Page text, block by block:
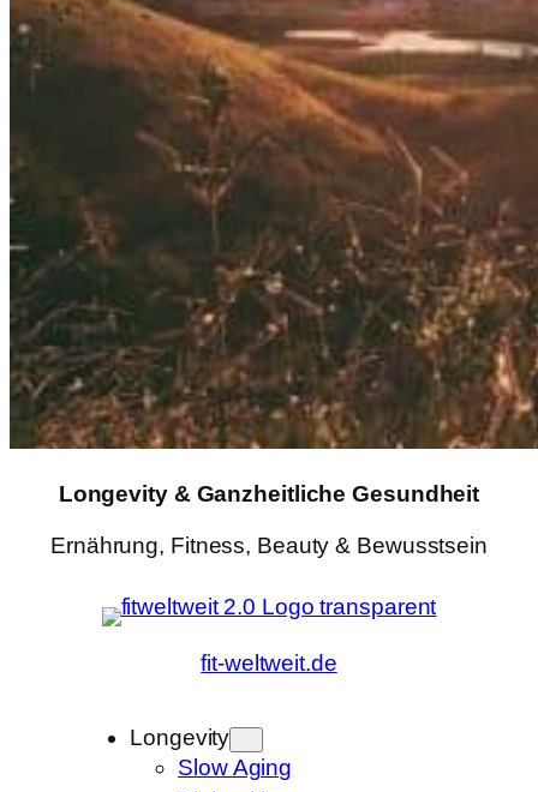
Longevity & Ganzheitliche Gesundheit
Ernährung, Fitness, Beauty & Bewusstsein
fit-weltweit.de
Longevity
Slow Aging